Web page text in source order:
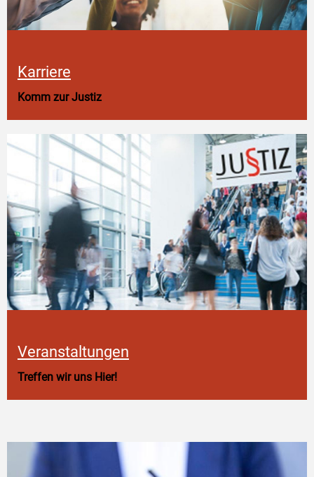
Karriere
Komm zur Justiz
Veranstaltungen
Treffen wir uns Hier!